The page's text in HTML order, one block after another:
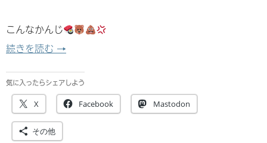
こんなかんじ
続きを読む WordPressでTwemojiを使ってみる
→
気に入ったらシェアしよう
X Facebook Mastodon
その他